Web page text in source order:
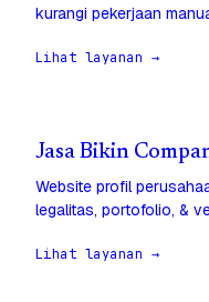
kurangi pekerjaan
Lihat layanan →
Jasa Bikin
Website profil
legalitas, portofolio, &
Lihat layanan →